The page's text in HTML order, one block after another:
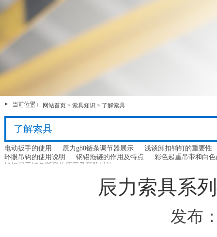
网站首页 > 索具知识 > 了解索具
了解索具
电动扳手的使用 辰力g80链条调节器展示
浅谈卸扣销钉的重要性
环眼吊钩的使用说明
钢铝拖链的作用及特点
彩色起重吊带和白
锰钢起重链条断裂的原因及预防措施
辰力索具系
发布